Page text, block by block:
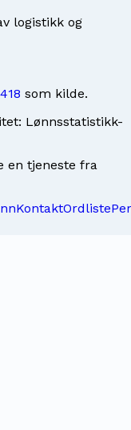
logistikk og
som kilde.
Lønnsstatistikk-
en tjeneste fra
KontaktOrdliste